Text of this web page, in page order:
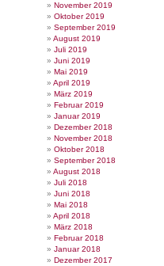
November 2019
Oktober 2019
September 2019
August 2019
Juli 2019
Juni 2019
Mai 2019
April 2019
März 2019
Februar 2019
Januar 2019
Dezember 2018
November 2018
Oktober 2018
September 2018
August 2018
Juli 2018
Juni 2018
Mai 2018
April 2018
März 2018
Februar 2018
Januar 2018
Dezember 2017